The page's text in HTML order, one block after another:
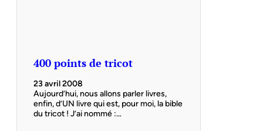
400 points de tricot
23 avril 2008
Aujourd’hui, nous allons parler livres,
enfin, d’UN livre qui est, pour moi, la bible
du tricot ! J’ai nommé :…